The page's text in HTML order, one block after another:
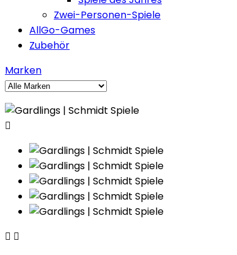
Zwei-Personen-Spiele
AllGo-Games
Zubehör
Marken

 